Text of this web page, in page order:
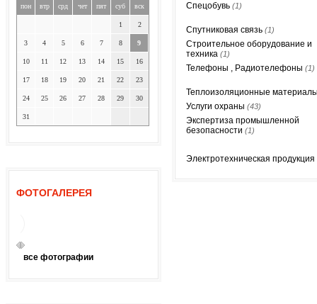
пон втр срд чет пят суб вск
1 2
3 4 5 6 7 8 9
10 11 12 13 14 15 16
17 18 19 20 21 22 23
24 25 26 27 28 29 30
31
ФОТОГАЛЕРЕЯ
все фотографии
Спецобувь (1)
Спутниковая связь (1)
Строительное оборудование и
техника (1)
Телефоны , Радиотелефоны (1)
Теплоизоляционные
Услуги охраны (43)
Экспертиза промышленной
безопасности (1)
Электротехническая продукция